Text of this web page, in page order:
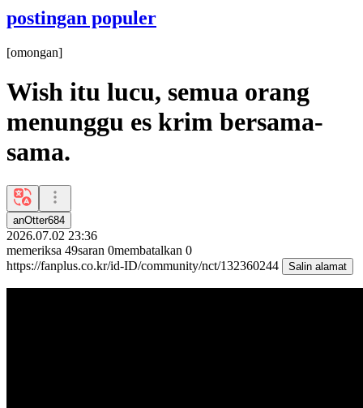
postingan populer
[omongan]
Wish itu lucu, semua orang
menunggu es krim bersama-
sama.
anOtter684
2026.07.02 23:36
memeriksa 49saran 0membatalkan 0
https://fanplus.co.kr/id-ID/community/nct/132360244
Salin alamat